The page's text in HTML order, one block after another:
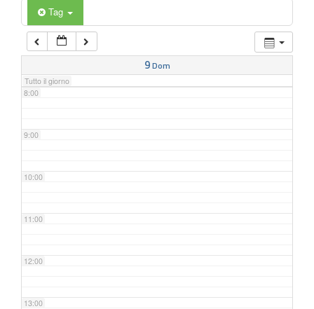
Tag
9Dom
Tutto il giorno
6:00
7:00
8:00
9:00
10:00
11:00
12:00
13:00